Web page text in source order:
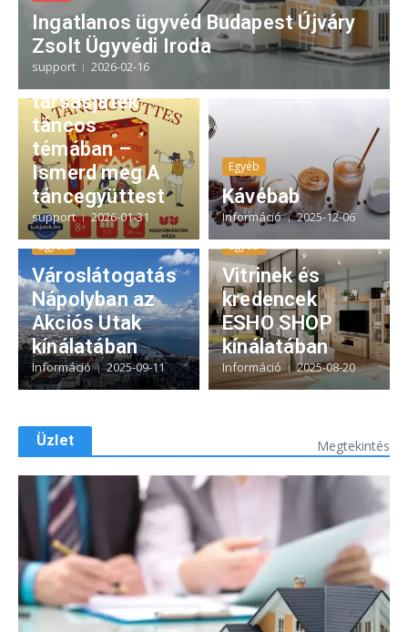
Ingatlanos ügyvéd Budapest Újváry
Zsolt Ügyvédi Iroda
support 2026-02-16
Blog
Családi
társasjáték
táncos
témában –
Ismerd meg A
táncegyüttest
support 2026-01-31
Egyéb
Kávébab
Információ 2025-12-06
Egyéb
Városlátogatás
Nápolyban az
Akciós Utak
kínálatában
Információ 2025-09-11
Egyéb
Vitrinek és
kredencek
ESHO SHOP
kínálatában
Információ 2025-08-20
Üzlet Megtekintés